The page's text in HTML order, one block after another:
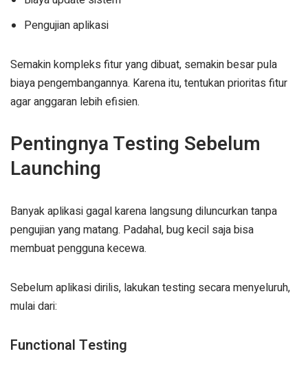
Pengujian aplikasi
Semakin kompleks fitur yang dibuat, semakin besar pula
biaya pengembangannya. Karena itu, tentukan prioritas fitur
agar anggaran lebih efisien.
Pentingnya Testing Sebelum
Launching
Banyak aplikasi gagal karena langsung diluncurkan tanpa
pengujian yang matang. Padahal, bug kecil saja bisa
membuat pengguna kecewa.
Sebelum aplikasi dirilis, lakukan testing secara menyeluruh,
mulai dari:
Functional Testing